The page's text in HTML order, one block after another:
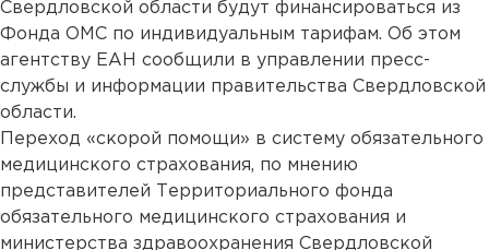
Свердловской области будут финансироваться из
Фонда ОМС по индивидуальным тарифам. Об этом
агентству ЕАН сообщили в управлении пресс-
службы и информации правительства Свердловской
области.
Переход «скорой помощи» в систему обязательного
медицинского страхования, по мнению
представителей Территориального фонда
обязательного медицинского страхования и
министерства здравоохранения Свердловской